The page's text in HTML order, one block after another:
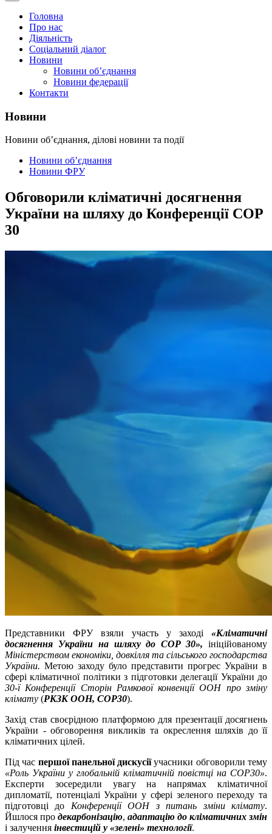
Головна
Про нас
Діяльність
Соціальний діалог
Новини
Новини об’єднання
Новини федерації
Контакти
Новини
Новини об’єднання, ділові новини та події
Новини об’єднання
Новини ФРУ
Обговорили кліматичні досягнення
України на шляху до Конференції COP
30
Представники ФРУ взяли участь у заході «Кліматичні
досягнення України на шляху до COP 30»,ініційованому
Міністерством економіки, довкілля та сільського господарства
України. Метою заходу було представити прогрес України в
сфері кліматичної політики з підготовки делегації України до
30-ї Конференції Сторін Рамкової конвенції ООН про зміну
клімату (РКЗК ООН, COP30).
Захід став своєрідною платформою для презентації досягнень
України - обговорення викликів та окреслення шляхів до її
кліматичних цілей.
Під час першої панельної дискусіїучасники обговорили тему
«Роль України у глобальній кліматичній повістці на COP30».
Експерти зосередили увагу на напрямах кліматичної
дипломатії, потенціалі України у сфері зеленого переходу та
підготовці до Конференції ООН з питань зміни клімату.
Йшлося про декарбонізацію, адаптацію до кліматичних змін
і залучення інвестицій у «зелені» технології.